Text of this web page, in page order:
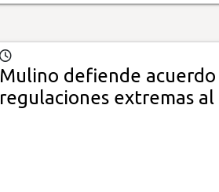
Mulino defiende
regulaciones extremas al